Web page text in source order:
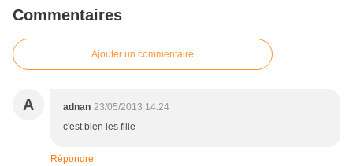
Commentaires
Ajouter un commentaire
A adnan 23/05/2013 14:24
c'est bien les fille
Répondre